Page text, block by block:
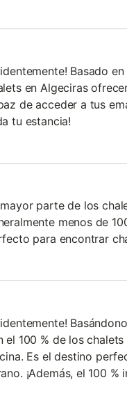
Basado
en Algeciras
de acceder a tus
tu estancia!
parte de los
menos de
para encontrar
el 100 % de los
Es el destino
¡Además, el 100